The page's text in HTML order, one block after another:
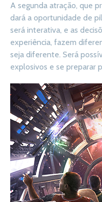
A segunda atração, que
dará a oportunidade de
será interativa, e as
experiência, fazem
seja diferente. Será
explosivos e se preparar